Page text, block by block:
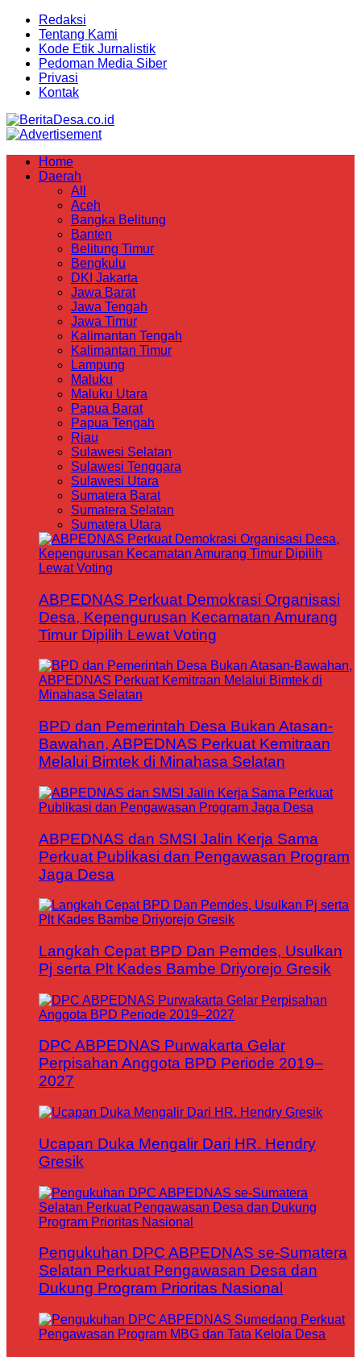
Redaksi
Tentang Kami
Kode Etik Jurnalistik
Pedoman Media Siber
Privasi
Kontak
Home
Daerah
All
Aceh
Bangka Belitung
Banten
Belitung Timur
Bengkulu
DKI Jakarta
Jawa Barat
Jawa Tengah
Jawa Timur
Kalimantan Tengah
Kalimantan Timur
Lampung
Maluku
Maluku Utara
Papua Barat
Papua Tengah
Riau
Sulawesi Selatan
Sulawesi Tenggara
Sulawesi Utara
Sumatera Barat
Sumatera Selatan
Sumatera Utara
ABPEDNAS Perkuat Demokrasi Organisasi
Desa, Kepengurusan Kecamatan Amurang
Timur Dipilih Lewat Voting
BPD dan Pemerintah Desa Bukan Atasan-
Bawahan, ABPEDNAS Perkuat Kemitraan
Melalui Bimtek di Minahasa Selatan
ABPEDNAS dan SMSI Jalin Kerja Sama
Perkuat Publikasi dan Pengawasan Program
Jaga Desa
Langkah Cepat BPD Dan Pemdes, Usulkan
Pj serta Plt Kades Bambe Driyorejo Gresik
DPC ABPEDNAS Purwakarta Gelar
Perpisahan Anggota BPD Periode 2019–
2027
Ucapan Duka Mengalir Dari HR. Hendry
Gresik
Pengukuhan DPC ABPEDNAS se-Sumatera
Selatan Perkuat Pengawasan Desa dan
Dukung Program Prioritas Nasional